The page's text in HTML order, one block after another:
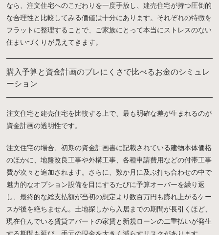
モデルハウス
来場予約
イベント情報
資料請求
なら、注文住宅へのこだわりを一度手放し、建売住宅が持つ圧倒的
な合理性と比較してみる価値は十分にあります。それぞれの特徴を
フラットに整理することで、ご家族にとって本当にストレスのない
住まいづくりが見えてきます。
購入予算と資金計画のブレにくさで比べるお金のシミュレ
ーション
注文住宅と建売住宅を比較する上で、最も明確な差が生まれるのが
資金計画の透明性です。
注文住宅の場合、初期の資金計画書に記載されている建物本体価格
のほかに、地盤改良工事や外構工事、各種申請費用などの付帯工事
費が次々と追加されます。さらに、数か月に及ぶ打ち合わせの中で
魅力的なオプション設備を目にするたびに予算オーバーを繰り返
し、最終的な総支払額が当初の想定より数百万円も膨れ上がるケー
スが後を絶ちません。土地探しから入居までの期間が長引くほど、
現在住んでいる賃貸アパートの家賃と新規ローンの二重払いが発生